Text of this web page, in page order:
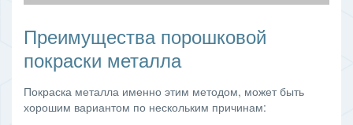
Преимущества порошковой
покраски металла
Покраска металла именно этим методом, может быть
хорошим вариантом по нескольким причинам: